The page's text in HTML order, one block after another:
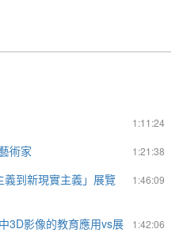
1:11:24
1:21:38
術家
1:46:09
義到新現實主義」展覽
1:42:06
3D影像的教育應用vs展